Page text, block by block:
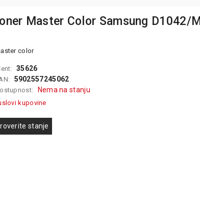
Master Color Samsung D1042/
color
35626
5902557245062
Nema na stanju
kupovine
stanje